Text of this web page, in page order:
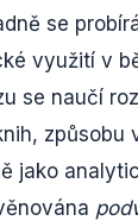
se
využití v
se naučí
způsobu
jako